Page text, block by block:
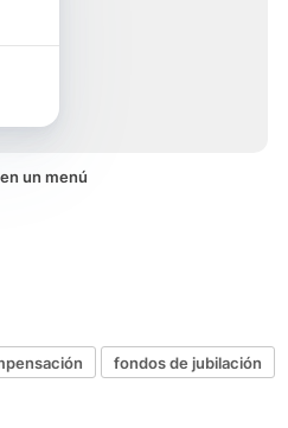
un menú
fondos de jubilación